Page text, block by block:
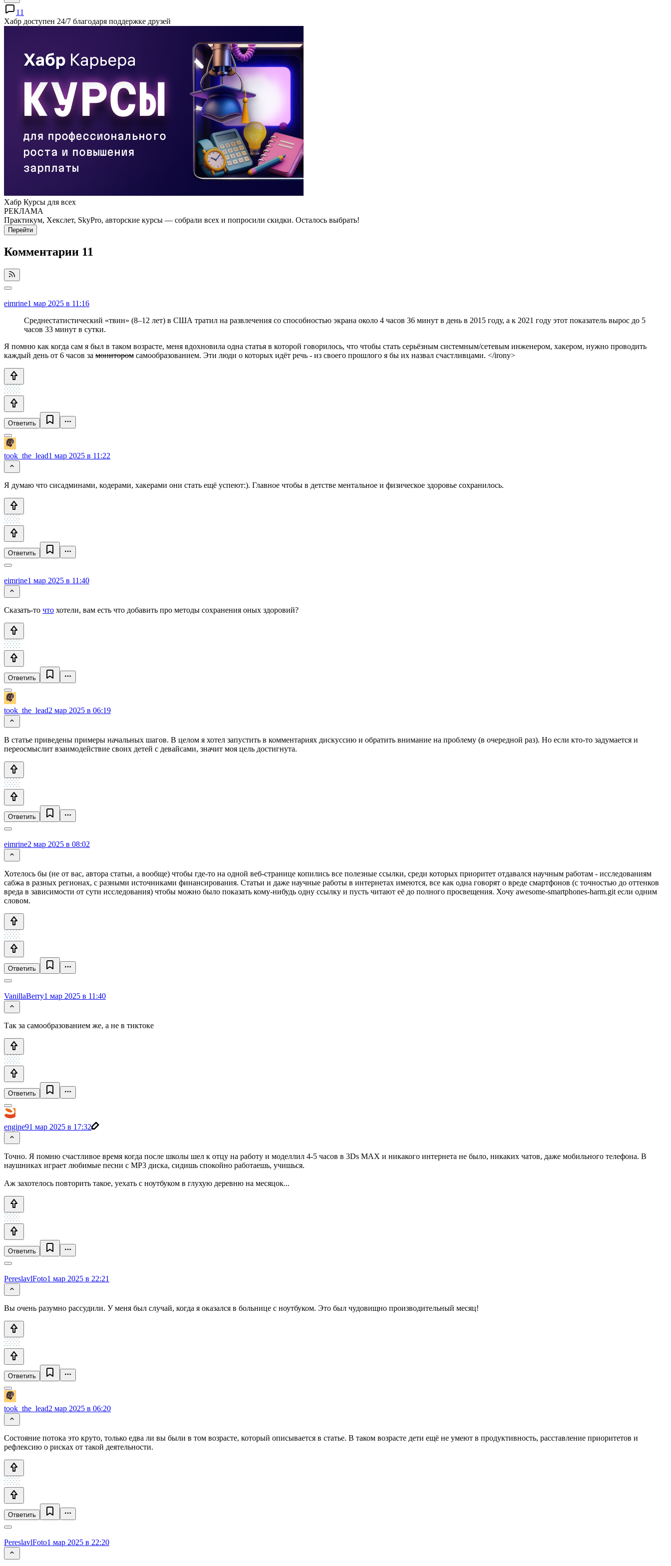
11
Хабр доступен 24/7 благодаря поддержке друзей
Хабр Курсы для всех
РЕКЛАМА
Практикум, Хекслет, SkyPro, авторские курсы — собрали всех и попросили скидки. Осталось выбрать!
Перейти
Комментарии 11
eimrine1 мар 2025 в 11:16
Среднестатистический «твин» (8–12 лет) в США тратил на развлечения со способностью экрана около 4 часов 36 минут в день в 2015 году, а к 2021 году этот показатель вырос до 5
часов 33 минут в сутки.
Я помню как когда сам я был в таком возрасте, меня вдохновила одна статья в которой говорилось, что чтобы стать серьёзным системным/сетевым инженером, хакером, нужно проводить
каждый день от 6 часов за монитором самообразованием. Эти люди о которых идёт речь - из своего прошлого я бы их назвал счастливцами. </irony>
Ответить
took_the_lead1 мар 2025 в 11:22
Я думаю что сисадминами, кодерами, хакерами они стать ещё успеют:). Главное чтобы в детстве ментальное и физическое здоровье сохранилось.
Ответить
eimrine1 мар 2025 в 11:40
Сказать-то что хотели, вам есть что добавить про методы сохранения оных здоровий?
Ответить
took_the_lead2 мар 2025 в 06:19
В статье приведены примеры начальных шагов. В целом я хотел запустить в комментариях дискуссию и обратить внимание на проблему (в очередной раз). Но если кто-то задумается и
переосмыслит взаимодействие своих детей с девайсами, значит моя цель достигнута.
Ответить
eimrine2 мар 2025 в 08:02
Хотелось бы (не от вас, автора статьи, а вообще) чтобы где-то на одной веб-странице копились все полезные ссылки, среди которых приоритет отдавался научным работам - исследованиям
сабжа в разных регионах, с разными источниками финансирования. Статьи и даже научные работы в интернетах имеются, все как одна говорят о вреде смартфонов (с точностью до оттенков
вреда в зависимости от сути исследования) чтобы можно было показать кому-нибудь одну ссылку и пусть читают её до полного просвещения. Хочу awesome-smartphones-harm.git если одним
словом.
Ответить
VanillaBerry1 мар 2025 в 11:40
Так за самообразованием же, а не в тиктоке
Ответить
engine91 мар 2025 в 17:32
Точно. Я помню счастливое время когда после школы шел к отцу на работу и моделлил 4-5 часов в 3Ds MAX и никакого интернета не было, никаких чатов, даже мобильного телефона. В
наушниках играет любимые песни с MP3 диска, сидишь спокойно работаешь, учишься.
Аж захотелось повторить такое, уехать с ноутбуком в глухую деревню на месяцок...
Ответить
PereslavlFoto1 мар 2025 в 22:21
Вы очень разумно рассудили. У меня был случай, когда я оказался в больнице с ноутбуком. Это был чудовищно производительный месяц!
Ответить
took_the_lead2 мар 2025 в 06:20
Состояние потока это круто, только едва ли вы были в том возрасте, который описывается в статье. В таком возрасте дети ещё не умеют в продуктивность, расставление приоритетов и
рефлексию о рисках от такой деятельности.
Ответить
PereslavlFoto1 мар 2025 в 22:20